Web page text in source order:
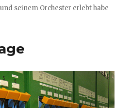
seinem Orchester erlebt habe